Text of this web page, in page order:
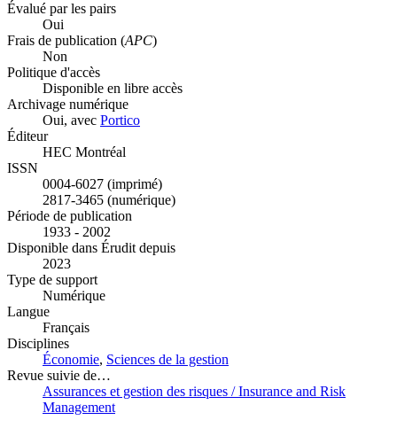
Évalué par les pairs
Oui
Frais de publication (APC)
Non
Politique d'accès
Disponible en libre accès
Archivage numérique
Oui, avec Portico
Éditeur
HEC Montréal
ISSN
0004-6027 (imprimé)
2817-3465 (numérique)
Période de publication
1933 - 2002
Disponible dans Érudit depuis
2023
Type de support
Numérique
Langue
Français
Disciplines
Économie, Sciences de la gestion
Revue suivie de…
Assurances et gestion des risques / Insurance and Risk
Management